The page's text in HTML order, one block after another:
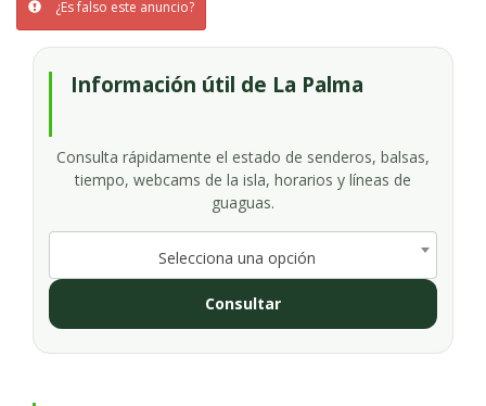
¿Es falso este anuncio?
Información útil de La Palma
Consulta rápidamente el estado de senderos, balsas,
tiempo, webcams de la isla, horarios y líneas de
guaguas.
Selecciona una opción
Consultar